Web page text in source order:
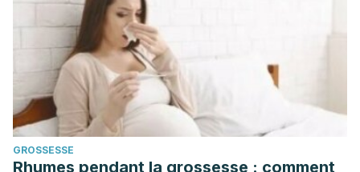
GROSSESSE
Rhumes pendant la grossesse : comment